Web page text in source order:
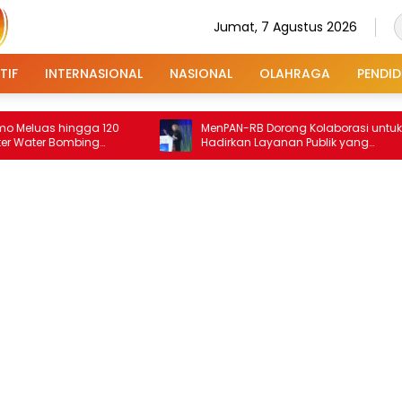
Jumat, 7 Agustus 2026
INTERNASIONAL NASIONAL OLAHRAGA
hingga 120
MenPAN-RB Dorong Kolaborasi untuk
Hadirkan Layanan Publik yang
Terintegrasi dan Inklusif